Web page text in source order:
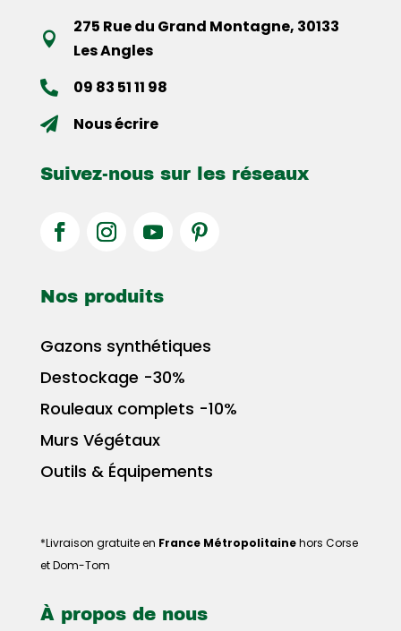

275 Rue du Grand Montagne, 30133
Les Angles
 09 83 51 11 98
 Nous écrire
Suivez-nous sur les réseaux
Nos produits
Gazons synthétiques
Destockage -30%
Rouleaux complets -10%
Murs Végétaux
Outils & Équipements
*Livraison gratuite en France Métropolitainehors Corse
et Dom-Tom
À propos de nous